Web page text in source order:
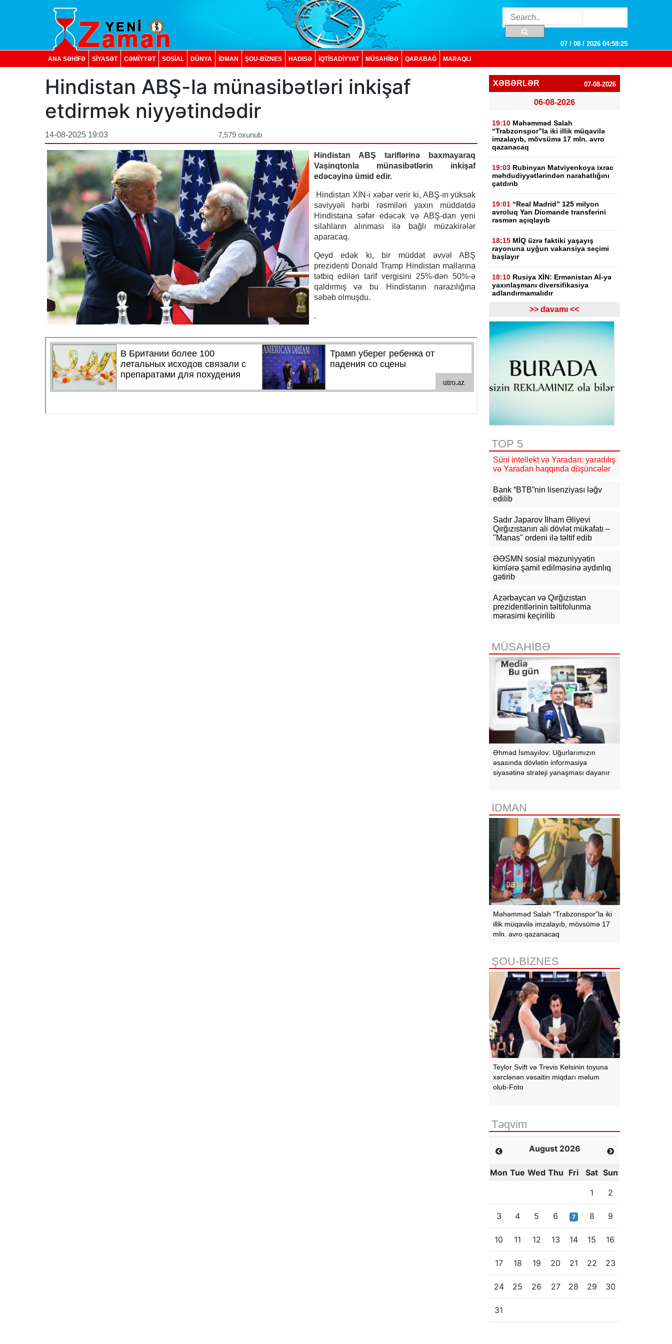
07 / 08 / 2026 04:58:26
ANA SƏHİFƏ SİYASƏT CƏMİYYƏT SOSIAL DÜNYA İDMAN ŞOU-BİZNES HADISƏ İQTISADIYYAT MÜSAHİBƏ QARABAĞ MARAQLI
Hindistan ABŞ-la münasibətləri inkişaf
etdirmək niyyətindədir
14-08-2025 19:03 7,579 oxunub
Hindistan ABŞ tariflərinə baxmayaraq
Vaşinqtonla münasibətlərin inkişaf
edəcəyinə ümid edir.
Hindistan XİN-i xəbər verir ki, ABŞ-ın yüksək
səviyyəli hərbi rəsmiləri yaxın müddətdə
Hindistana səfər edəcək və ABŞ-dan yeni
silahların alınması ilə bağlı müzakirələr
aparacaq.
Qeyd edək ki, bir müddət əvvəl ABŞ
prezidenti Donald Tramp Hindistan mallarına
tətbiq edilən tarif vergisini 25%-dən 50%-ə
qaldırmış və bu Hindistanın narazılığına
səbəb olmuşdu.
.
XƏBƏRLƏR 07-08-2026
06-08-2026
19:10 Məhəmməd Salah
“Trabzonspor”la iki illik müqavilə
imzalayıb, mövsümə 17 mln. avro
qazanacaq
19:03 Rubinyan Matviyenkoya ixrac
məhdudiyyətlərindən narahatlığını
çatdırıb
19:01 “Real Madrid” 125 milyon
avroluq Yan Diomande transferini
rəsmən açıqlayıb
18:15 MİQ üzrə faktiki yaşayış
rayonuna uyğun vakansiya seçimi
başlayır
18:10 Rusiya XİN: Ermənistan Aİ-yə
yaxınlaşmanı diversifikasiya
adlandırmamalıdır
Rasim İldırımzadə, Zaur
Mirzəzadə və Qoşqar Məmmədovun
apellyasiya şikayəti üzrə məhkəmə
başlayıb
azərbaycanlı sürücülərin gömrükdə
saxlanılması məsələsini araşdırır
çırpılıb, ölən və xəsarət alanlar var -
FOTO
16:31 Bu il dövlət büdcəsinə 11,5
mlrd. manata yaxın vergi daxil olub
16:04
Tramp zəng etdi - Pentaqonda
təcili iclas təyin olundu
15:53 Ceyhun Bayramov: Rusiya və
Ukrayna arasındakı hərbi
əməliyyatlar ən qısa zamanda
15:41 İranda “Mossad”la əlaqəli 20-
dən çox şəxsin saxlanıldığı bildirilir
15:26 Kiyevdə Azərbaycan və
Ukrayna xarici işlər nazirlərinin
görüşü olub
Azərbaycan Xalq Cümhuriyyətinin
diplomatik irsinə aid arxiv sənədləri
ilə tanış olub
>> davamı <<
TOP 5
Süni intellekt və Yaradan: yaradılış
və Yaradan haqqında düşüncələr
Bank “BTB”nin lisenziyası ləğv
edilib
Sadır Japarov İlham Əliyevi
Qırğızıstanın ali dövlət mükafatı –
"Manas" ordeni ilə təltif edib
ƏƏSMN sosial məzuniyyətin
kimlərə şamil edilməsinə aydınlıq
gətirib
Azərbaycan və Qırğızıstan
prezidentlərinin təltifolunma
mərasimi keçirilib
MÜSAHİBƏ
Əhməd İsmayılov: Uğurlarımızın
əsasında dövlətin informasiya
siyasətinə strateji yanaşması dayanır
İDMAN
Məhəmməd Salah “Trabzonspor”la iki
illik müqavilə imzalayıb, mövsümə 17
mln. avro qazanacaq
ŞOU-BİZNES
Teylor Svift və Trevis Kelsinin toyuna
xərclənən vəsaitin miqdarı məlum
olub-Foto
Təqvim
August 2026
Mon Tue Wed Thu Fri Sat Sun
1
2
3 4 5 6 7 8 9
10 11 12 13 14 15 16
17 18 19 20 21 22 23
24 25 26 27 28 29 30
31